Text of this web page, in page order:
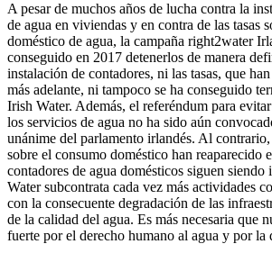
A pesar de muchos años de lucha contra la
de agua en viviendas y en contra de las tasas
doméstico de agua, la campaña right2water
conseguido en 2017 detenerlos de manera
instalación de contadores, ni las tasas, que
más adelante, ni tampoco se ha conseguido
Irish Water. Además, el referéndum para
los servicios de agua no ha sido aún
unánime del parlamento irlandés. Al contrario,
sobre el consumo doméstico han reaparecido
contadores de agua domésticos siguen siendo
Water subcontrata cada vez más actividades
con la consecuente degradación de las
de la calidad del agua. Es más necesaria que
fuerte por el derecho humano al agua y por la